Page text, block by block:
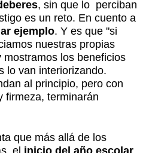
, sin que lo perciban
es un reto. En cuento a
ejemplo. Y es que "si
nuestras propias
mostramos los beneficios
lo van interiorizando.
al principio, pero con
firmeza, terminarán
que más allá de los